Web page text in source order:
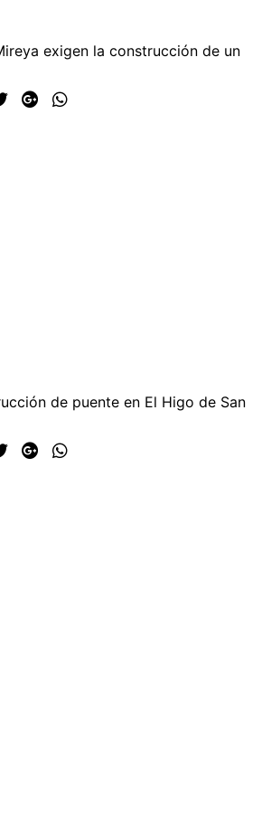
exigen la construcción de un
de puente en El Higo de San